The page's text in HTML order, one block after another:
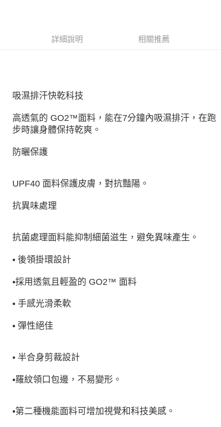
詳細說明 相關推薦
吸濕排汗快乾科技
高透氣的 GO2™面料，能在7分鐘內吸濕排汗，在跑
步時讓身體保持乾爽。
防曬保護
UPF40 面料保護皮膚，對抗豔陽。
抗異味處理
抗菌處理面料能抑制細菌滋生，避免異味產生。
• 後領掛環設計
•採用透氣且輕盈的 GO2™ 面料
• 手感光滑柔軟
• 彈性絕佳
• 半合身剪裁設計
•羅紋領口包邊，不易變形。
•第二種機能面料可增加視覺和科技美感。